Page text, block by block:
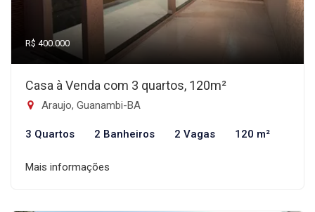
R$ 400.000
Casa à Venda com 3 quartos, 120m²
Araujo, Guanambi-BA
3 Quartos 2 Banheiros 2 Vagas 120 m²
Mais informações